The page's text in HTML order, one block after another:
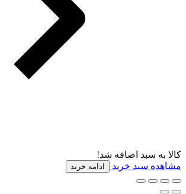
کالا به سبد اضافه شد!
مشاهده سبد خرید
ادامه خرید